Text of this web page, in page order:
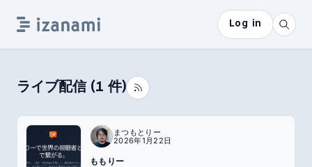
Log in
ライブ配信(1 件)
まつもとりー
2026年1月22日
ももりー